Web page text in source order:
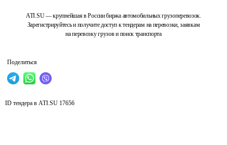
ATI.SU — крупнейшая в России биржа автомобильных грузоперевозок.
Зарегистрируйтесь и получите доступ к тендерам на перевозки, заявкам
на перевозку грузов и поиск транспорта
Поделиться
ID тендера в ATI.SU 17656